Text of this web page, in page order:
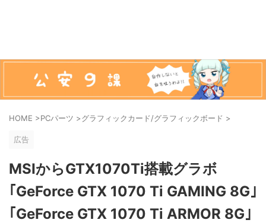
HOME >PCパーツ >グラフィックカード/グラフィックボード >
広告
MSIからGTX1070Ti搭載グラボ
｢GeForce GTX 1070 Ti GAMING 8G｣
｢GeForce GTX 1070 Ti ARMOR 8G｣